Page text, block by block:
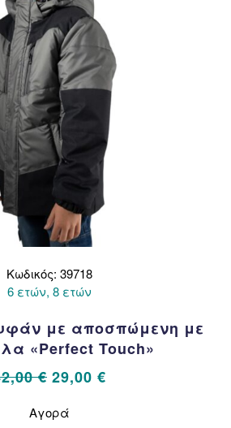
Κωδικός: 39718
6 ετών, 8 ετών
με αποσπώμενη με
«Perfect Touch»
€ Original
was:
29,00 €
Αγορά